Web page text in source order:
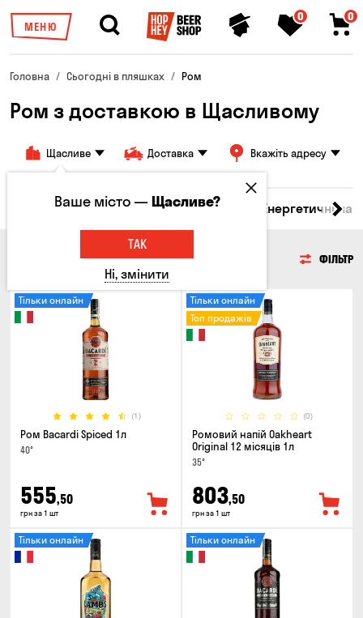
МЕНЮ
0 0
Головна Сьогодні в пляшках Ром
Ром з доставкою в Щасливому
Щасливе Доставка Вкажіть адресу
Джин Текіла Ром Вода Енергетичні
ФІЛЬТР
(1)
Тільки онлайн
Ром Bacardi Spiced 1л
40°
555,50
грн за 1 шт
(0)
Тільки онлайн
Топ продажів
Ромовий напій Oakheart
Original 12 місяців 1л
35°
803,50
грн за 1 шт
Тільки онлайн Тільки онлайн
Ваше місто —Щасливе?
ТАК
Ні, змінити